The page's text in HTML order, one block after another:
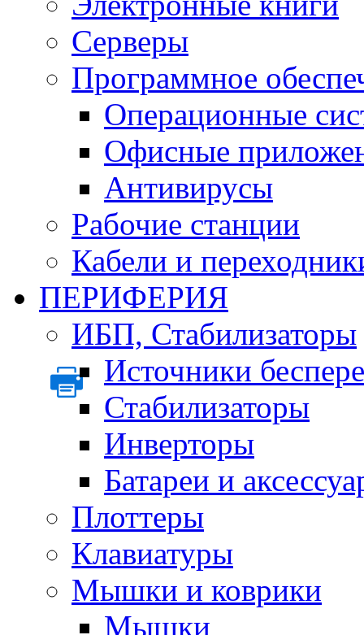
Серверы
Программное
Операционные
Офисные
Антивирусы
Рабочие станции
Кабели и
ПЕРИФЕРИЯ
ИБП, Стабилизаторы
Источники
Стабилизаторы
Инверторы
Батареи и
Плоттеры
Клавиатуры
Мышки и коврики
Мышки